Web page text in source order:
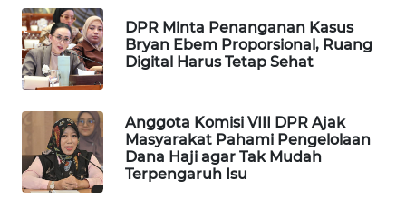
DPR Minta Penanganan Kasus
Bryan Ebem Proporsional, Ruang
Digital Harus Tetap Sehat
Anggota Komisi VIII DPR Ajak
Masyarakat Pahami Pengelolaan
Dana Haji agar Tak Mudah
Terpengaruh Isu
WAHANA
PERSONA
WAHANA
WAHANA
HEALTH